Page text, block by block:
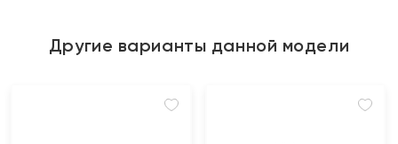
Другие варианты данной модели